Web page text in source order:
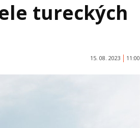
tureckých
15. 08. 2023 11:00